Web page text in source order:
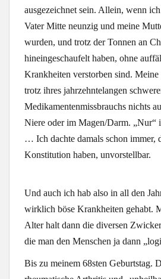
ausgezeichnet sein. Allein, wenn
Vater Mitte neunzig und meine
wurden, und trotz der Tonnen an
hineingeschaufelt haben, ohne
Krankheiten verstorben sind.
trotz ihres jahrzehntelangen
Medikamentenmissbrauchs nichts
Niere oder im Magen/Darm. „Nur“
… Ich dachte damals schon immer,
Konstitution haben, unvorstellbar.
Und auch ich hab also in all den
wirklich böse Krankheiten gehabt.
Alter halt dann die diversen
die man den Menschen ja dann
Bis zu meinem 68sten Geburtstag.